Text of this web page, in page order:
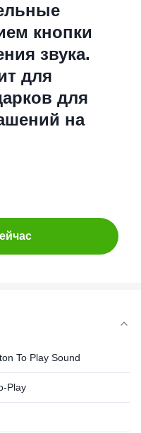
кнопки
звука.
для
для
на
To Play Sound
Play